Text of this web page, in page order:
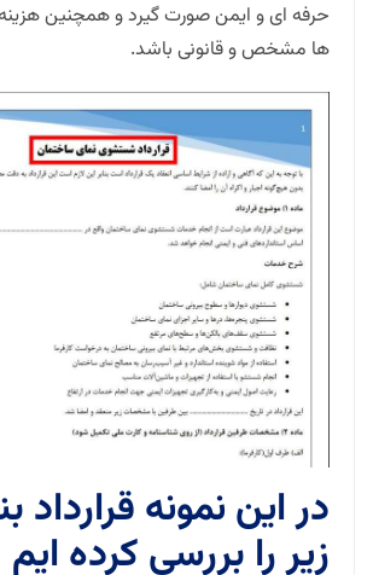
حرفه ای و ایمن صورت گیرد و همچنین
ها مشخص و قانونی باشد.
در این نمونه قرارداد
زیر را بررسی کرده ایم